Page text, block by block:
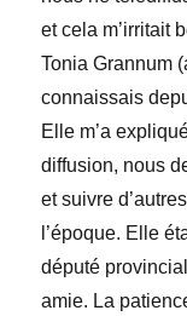
et cela m’irritait
Tonia Grannum
connaissais
Elle m’a
diffusion, nous
et suivre
l’époque. Elle
député
amie. La